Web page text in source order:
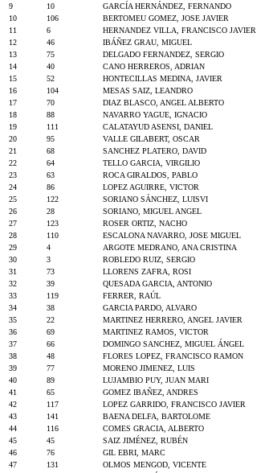
9
10 GARCÍA HERNÁNDEZ, FERNANDO
10
106 BERTOMEU GOMEZ, JOSE JAVIER
11
6 HERNANDEZ VILLA, FRANCISCO JAVIER
12
46 IBÁÑEZ GRAU, MIGUEL
13
75 DELGADO FERNANDEZ, SERGIO
14
40 CANO HERREROS, ADRIAN
15
52 HONTECILLAS MEDINA, JAVIER
16
104 MESAS SAIZ, LEANDRO
17
70 DIAZ BLASCO, ANGEL ALBERTO
18
88 NAVARRO YAGUE, IGNACIO
19
111 CALATAYUD ASENSI, DANIEL
20
95 VALLE GILABERT, OSCAR
21
68 SANCHEZ PLATERO, DAVID
22
64 TELLO GARCIA, VIRGILIO
23
63 ROCA GIRALDOS, PABLO
24
86 LOPEZ AGUIRRE, VICTOR
25
122 SORIANO SÁNCHEZ, LUISVI
26
28 SORIANO, MIGUEL ANGEL
27
123 ROSER ORTIZ, NACHO
28
110 ESCALONA NAVARRO, JOSE MIGUEL
29
4 ARGOTE MEDRANO, ANA CRISTINA
30
3 ROBLEDO RUIZ, SERGIO
31
73 LLORENS ZAFRA, ROSI
32
39 QUESADA GARCIA, ANTONIO
33
119 FERRER, RAÚL
34
38 GARCIA PARDO, ALVARO
35
22 MARTINEZ HERRERO, ANGEL JAVIER
36
69 MARTINEZ RAMOS, VICTOR
37
66 DOMINGO SANCHEZ, MIGUEL ÁNGEL
38
48 FLORES LOPEZ, FRANCISCO RAMON
39
77 MORENO JIMENEZ, LUIS
40
89 LUJAMBIO PUY, JUAN MARI
41
65 GOMEZ IBAÑEZ, ANDRES
42
117 LOPEZ GARRIDO, FRANCISCO JAVIER
43
141 BAENA DELFA, BARTOLOME
44
116 COMES GRACIA, ALBERTO
45
45 SAIZ JIMÉNEZ, RUBÉN
46
76 GIL EBRI, MARC
47
131 OLMOS MENGOD, VICENTE